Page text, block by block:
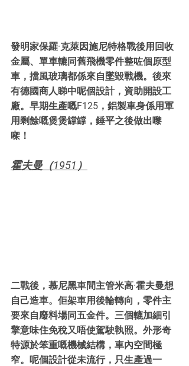
發明家保羅·克萊因施尼特格戰後用回收
金屬、單車轆同舊飛機零件整咗個原型
車，擋風玻璃都係來自墜毀戰機。後來
有德國商人睇中呢個設計，資助開設工
廠。早期生產嘅F125，鋁製車身係用軍
用剩餘嘅煲煲罉罉，錘平之後做出嚟
㗎！
霍夫曼（1951）
二戰後，慕尼黑車間主管米高·霍夫曼想
自己造車。佢架車用後輪轉向，零件主
要來自廢料場同五金件。三個轆加細引
擎意味住免稅又唔使駕駛執照。外形奇
特源於笨重嘅機械結構，車內空間極
窄。呢個設計從未流行，只生產過一